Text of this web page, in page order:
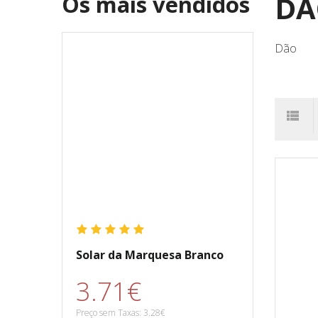
Solar da Marquesa Branco
3.71€
Preço sem Taxas: 3.28€
Dão